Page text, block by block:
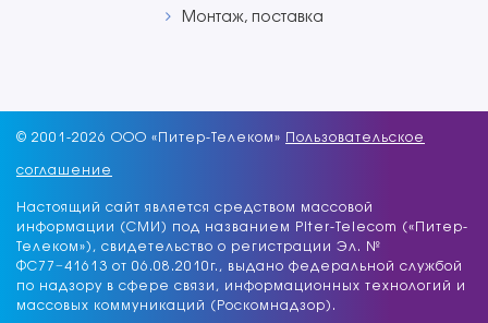
Монтаж, поставка
© 2001-2026 ООО «Питер-Телеком» Пользовательское
соглашение
Настоящий сайт является средством массовой
информации (СМИ) под названием Piter-Telecom («Питер-
Телеком»), свидетельство о регистрации Эл. №
ФС77−41613 от 06.08.2010г., выдано федеральной службой
по надзору в сфере связи, информационных технологий и
массовых коммуникаций (Роскомнадзор).